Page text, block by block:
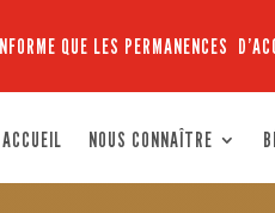
QUE LES PERMANENCES
ACCUEIL NOUS CONNAÎTRE